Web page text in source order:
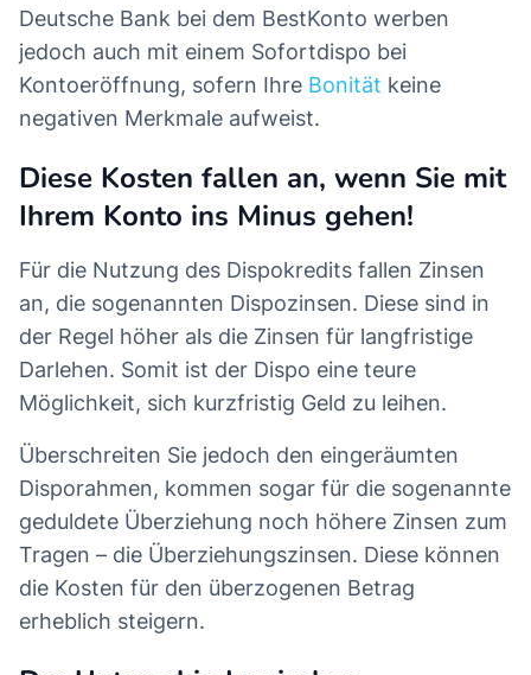
Deutsche Bank bei dem BestKonto werben
jedoch auch mit einem Sofortdispo bei
Kontoeröffnung, sofern Ihre Bonität keine
negativen Merkmale aufweist.
Diese Kosten fallen an, wenn Sie mit
Ihrem Konto ins Minus gehen!
Für die Nutzung des Dispokredits fallen Zinsen
an, die sogenannten Dispozinsen. Diese sind in
der Regel höher als die Zinsen für langfristige
Darlehen. Somit ist der Dispo eine teure
Möglichkeit, sich kurzfristig Geld zu leihen.
Überschreiten Sie jedoch den eingeräumten
Disporahmen, kommen sogar für die sogenannte
geduldete Überziehung noch höhere Zinsen zum
Tragen – die Überziehungszinsen. Diese können
die Kosten für den überzogenen Betrag
erheblich steigern.